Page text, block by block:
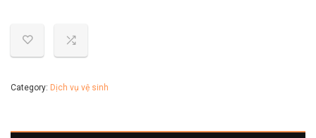
Category: Dịch vụ vệ sinh